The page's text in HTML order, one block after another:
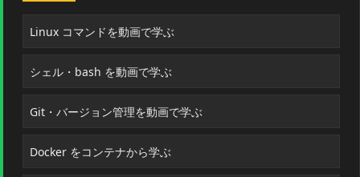
Linux コマンドを動画で学ぶ
シェル・bash を動画で学ぶ
Git・バージョン管理を動画で学ぶ
Docker をコンテナから学ぶ